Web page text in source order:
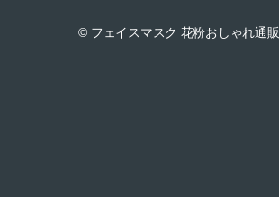
© フェイスマスク 花粉おしゃれ通販